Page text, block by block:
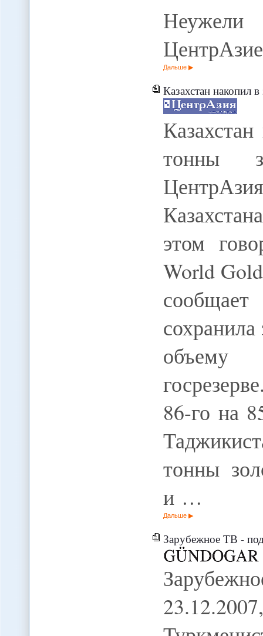
Неужели
Дальше
Казахстан накопил
тонны
этом
World
объему
86-го на
тонны
и …
Дальше
Зарубежное ТВ -